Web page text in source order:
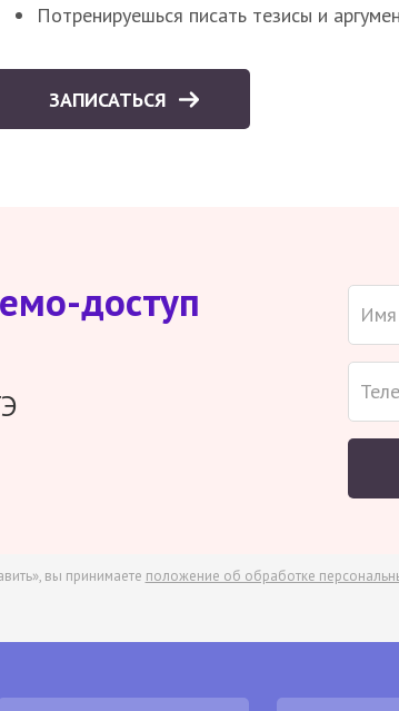
Потренируешься писать тезисы и
ЗАПИСАТЬСЯ
доступ
вы принимаете положение об обработке